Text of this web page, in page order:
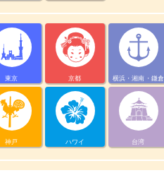
東京 京都 横浜・湘南・鎌倉
神戸 ハワイ 台湾